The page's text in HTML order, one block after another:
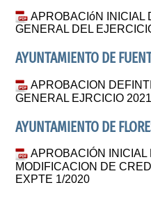
APROBACIóN INICIAL
GENERAL DEL
AYUNTAMIENTO DE
APROBACION
GENERAL EJRCICIO 2021
AYUNTAMIENTO DE
APROBACIÓN
MODIFICACION DE
EXPTE 1/2020